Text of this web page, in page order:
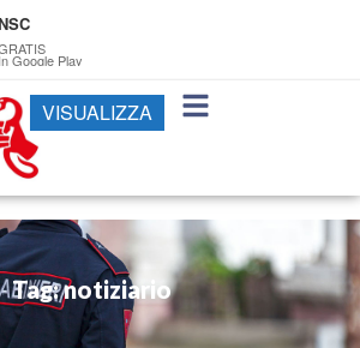
Tag: notiziario
In Google Play
VISUALIZZA